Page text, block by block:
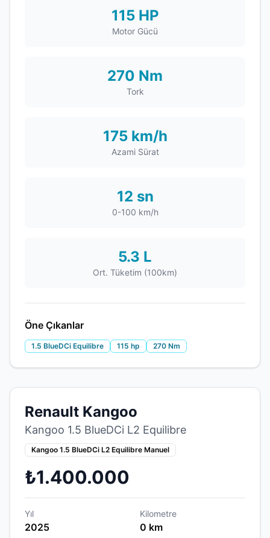
115 HP
Motor Gücü
270 Nm
Tork
175 km/h
Azami Sürat
12 sn
0-100 km/h
5.3 L
Ort. Tüketim (100km)
Öne Çıkanlar
1.5 BlueDCi Equilibre 115 hp 270 Nm
Renault Kangoo
Kangoo 1.5 BlueDCi L2 Equilibre
Kangoo 1.5 BlueDCi L2 Equilibre Manuel
₺1.400.000
Yıl
2025
Kilometre
0 km